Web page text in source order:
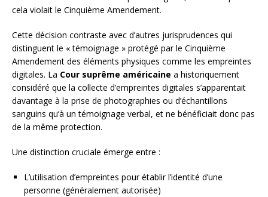
cela violait le Cinquième Amendement.
Cette décision contraste avec d’autres jurisprudences qui
distinguent le « témoignage » protégé par le Cinquième
Amendement des éléments physiques comme les empreintes
digitales. La Cour suprême américaine a historiquement
considéré que la collecte d’empreintes digitales s’apparentait
davantage à la prise de photographies ou d’échantillons
sanguins qu’à un témoignage verbal, et ne bénéficiait donc pas
de la même protection.
Une distinction cruciale émerge entre :
L’utilisation d’empreintes pour établir l’identité d’une
personne (généralement autorisée)